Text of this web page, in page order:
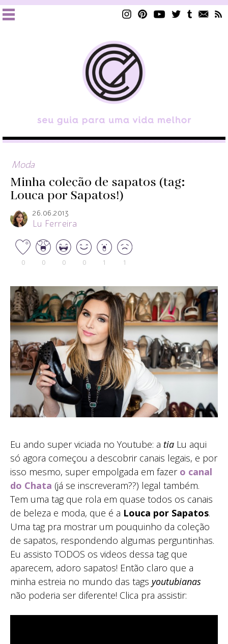
Moda
Minha coleção de sapatos (tag:
Louca por Sapatos!)
26.06.2013
Lu Ferreira
0 0 0 0 1 1
Eu ando super viciada no Youtube: a tia Lu aqui
só agora começou a descobrir canais legais, e por
isso mesmo, super empolgada em fazer o canal
do Chata (já se inscreveram??) legal também.
Tem uma tag que rola em quase todos os canais
de beleza e moda, que é a Louca por Sapatos.
Uma tag pra mostrar um pouquinho da coleção
de sapatos, respondendo algumas perguntinhas.
Eu assisto TODOS os videos dessa tag que
aparecem, adoro sapatos! Então claro que a
minha estreia no mundo das tags youtubianas
não poderia ser diferente! Clica pra assistir: